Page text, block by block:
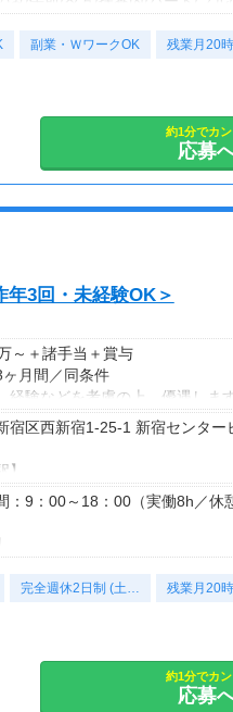
副業・ＷワークOK 残業月20
約1分でカ
応募
年3回・未経験OK＞
～＋諸手当＋賞与
月間／同条件
経験などを考慮の上、優遇します
当全額支給
（上限3万円）
当
によってメンテンナンス費を支
308，230円（月給25万円+残業
332，888円（月給27万円+残業
宿区西新宿1-25-1 新宿センター
】
り徒歩10分
駅より徒歩7分
：9：00～18：00（実働8h／休
完全週休2日制 (土… 残業月20
約1分でカ
応募